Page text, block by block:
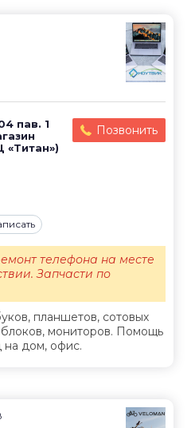
пав. 1
«Титан»)
Позвонить
планшетов, сотовых
мониторов. Помощь
на дом, офис.
телефона на месте
Запчасти по